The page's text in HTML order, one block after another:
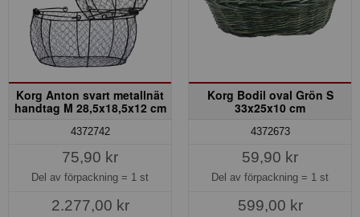
Korg Anton svart metallnät
handtag M 28,5x18,5x12 cm
4372742
75,90 kr
Del av förpackning = 1 st
2.277,00 kr
Korg Bodil oval Grön S
33x25x10 cm
4372673
59,90 kr
Del av förpackning = 1 st
599,00 kr